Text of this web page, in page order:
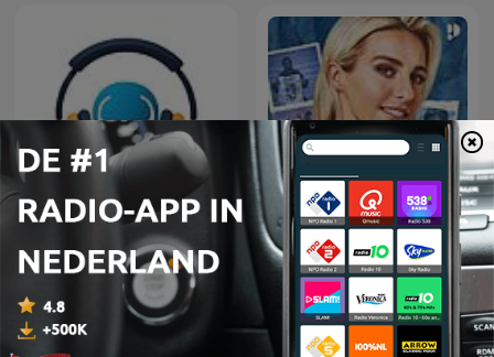
Learn Turkish 🇹🇷 While
You Sleep 😴 1000
phrases for beginners |
with 1000-words.com
HELD IN EIGEN VERHAAL